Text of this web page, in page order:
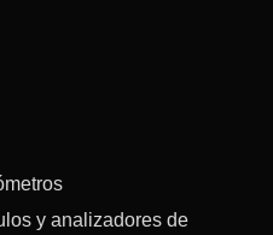
y analizadores de